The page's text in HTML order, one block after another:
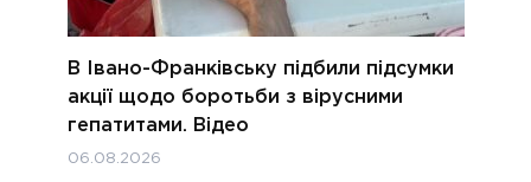
В Івано-Франківську підбили підсумки
акції щодо боротьби з вірусними
гепатитами. Відео
06.08.2026